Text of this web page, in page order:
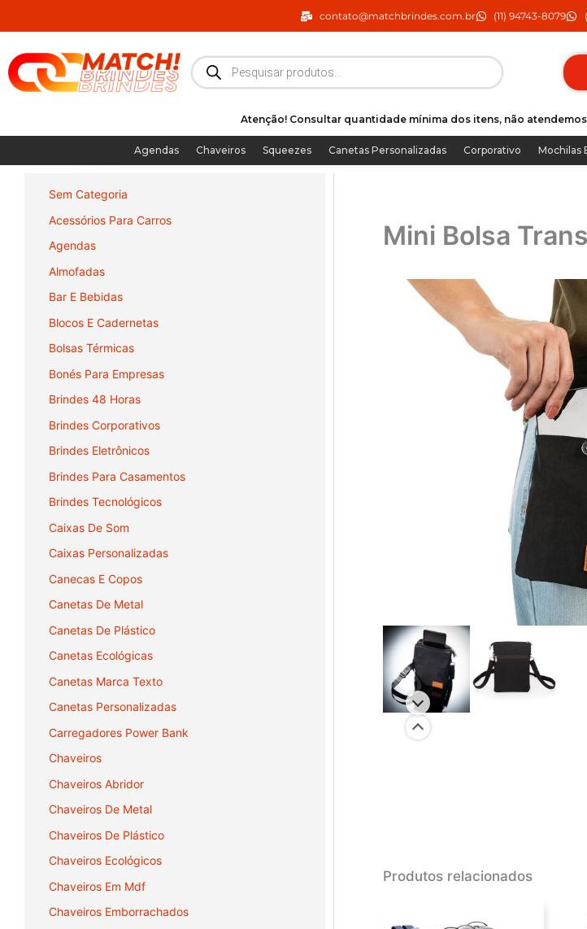
para
conteúdo
contato@matchbrindes.com.br (11) 94743-8079
Pesquisar
produtos
Atenção! Consultar quantidade mínima dos itens, não
Agendas Chaveiros Squeezes Canetas Personalizadas Corporativo Mochilas
Sem Categoria
Acessórios Para Carros
Agendas
Almofadas
Bar E Bebidas
Blocos E Cadernetas
Bolsas Térmicas
Bonés Para Empresas
Brindes 48 Horas
Brindes Corporativos
Brindes Eletrônicos
Brindes Para Casamentos
Brindes Tecnológicos
Caixas De Som
Caixas Personalizadas
Canecas E Copos
Canetas De Metal
Canetas De Plástico
Canetas Ecológicas
Canetas Marca Texto
Canetas Personalizadas
Carregadores Power Bank
Chaveiros
Chaveiros Abridor
Chaveiros De Metal
Chaveiros De Plástico
Chaveiros Ecológicos
Chaveiros Em Mdf
Chaveiros Emborrachados
Mini Bolsa
Produtos relacionados